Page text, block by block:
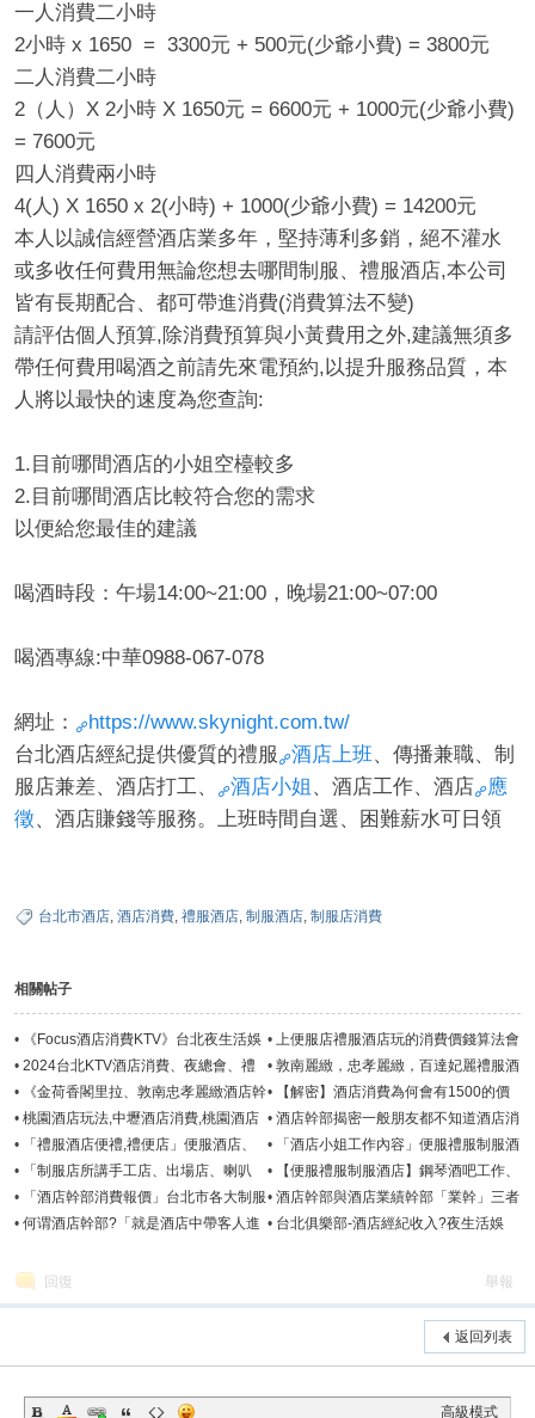
紀
一人消費二小時
2小時 x 1650 = 3300元 + 500元(少爺小費) = 3800元
二人消費二小時
2（人）X 2小時 X 1650元 = 6600元 + 1000元(少爺小費)
= 7600元
四人消費兩小時
4(人) X 1650 x 2(小時) + 1000(少爺小費) = 14200元
本人以誠信經營酒店業多年，堅持薄利多銷，絕不灌水
或多收任何費用無論您想去哪間制服、禮服酒店,本公司
皆有長期配合、都可帶進消費(消費算法不變)
請評估個人預算,除消費預算與小黃費用之外,建議無須多
帶任何費用喝酒之前請先來電預約,以提升服務品質，本
人將以最快的速度為您查詢:
1.目前哪間酒店的小姐空檯較多
2.目前哪間酒店比較符合您的需求
以便給您最佳的建議
喝酒時段：午場14:00~21:00，晚場21:00~07:00
喝酒專線:中華0988-067-078
網址：
https://www.skynight.com.tw/
台北酒店經紀提供優質的禮服
酒店上班、傳播兼職、制
服店兼差、酒店打工、
酒店小姐 、酒店工作、酒店
應
徵、酒店賺錢等服務。上班時間自選、困難薪水可日領
台北市酒店, 酒店消費, 禮服酒店, 制服酒店, 制服店消費
相關帖子
•
《Focus酒店消費KTV》台北夜生活娛
樂,紫藤會所喝酒推薦幹部
• 上便服店禮服酒店玩的消費價錢算法會
不會比較貴?
• 2024台北KTV酒店消費、夜總會、禮
服店、便服店介紹推薦
• 敦南麗緻，忠孝麗緻，百達妃麗禮服酒
店上班快速累積財富
•
《金荷香閣里拉、敦南忠孝麗緻酒店幹
部》一個人上酒店消費怎麼算?
•
【解密】酒店消費為何會有1500的價
位?因為羊毛出在羊身上
• 桃園酒店玩法,中壢酒店消費,桃園酒店
幹部介紹推薦-愛戀經紀娛樂
• 酒店幹部揭密一般朋友都不知道酒店消
費!
•
「禮服酒店便禮,禮便店」便服酒店、
鋼琴酒吧、公主店選擇?
•
「酒店小姐工作內容」便服禮服制服酒
店薪水算法收入?
•
「制服店所講手工店、出場店、喇叭
店、砲店」都算是制服酒店
•
【便服禮服制服酒店】鋼琴酒吧工作、
8大行業薪水收入算法?
•
「酒店幹部消費報價」台北市各大制服
酒店、禮服酒店、便服店消費算法
• 酒店幹部與酒店業績幹部「業幹」三者
有何不同?
• 何谓酒店幹部?「就是酒店中帶客人進 • 台北俱樂部-酒店經紀收入?夜生活娛
回復 舉報
返回列表
高級模式